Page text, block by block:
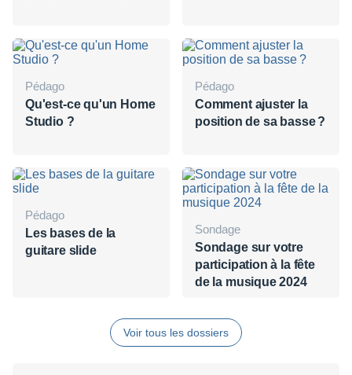
Pédago
Qu'est-ce qu'un Home
Studio ?
Pédago
Comment ajuster la
position de sa basse ?
Pédago
Les bases de la
guitare slide
Sondage
Sondage sur votre
participation à la fête
de la musique 2024
Voir tous les dossiers